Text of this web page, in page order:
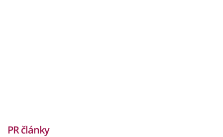
PR články